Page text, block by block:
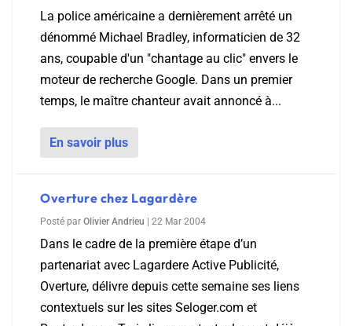
La police américaine a dernièrement arrêté un
dénommé Michael Bradley, informaticien de 32
ans, coupable d'un "chantage au clic" envers le
moteur de recherche Google. Dans un premier
temps, le maître chanteur avait annoncé à...
En savoir plus
Overture chez Lagardère
Posté par Olivier Andrieu 22 Mar 2004
Dans le cadre de la première étape d’un
partenariat avec Lagardere Active Publicité,
Overture, délivre depuis cette semaine ses liens
contextuels sur les sites Seloger.com et